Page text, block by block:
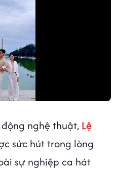
nghệ thuật, Lệ
sức hút trong lòng
sự nghiệp ca hát